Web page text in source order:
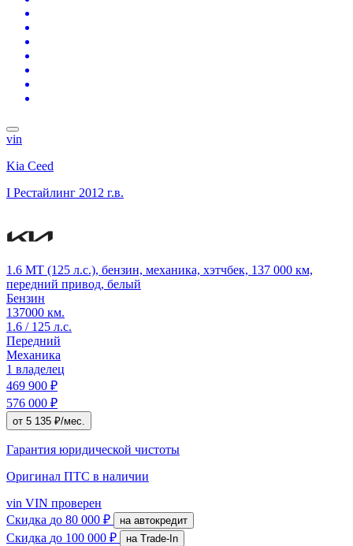
vin
Kia Ceed
I Рестайлинг 2012 г.в.
1.6 MT (125 л.с.), бензин, механика, хэтчбек, 137 000 км,
передний привод, белый
Бензин
137000 км.
1.6 / 125 л.с.
Передний
Механика
1 владелец
469 900 ₽
576 000 ₽
от 5 135 ₽/мес.
Гарантия юридической чистоты
Оригинал ПТС в наличии
vin VIN проверен
Скидка до 80 000 ₽ на автокредит
Скидка до 100 000 ₽
на Trade-In